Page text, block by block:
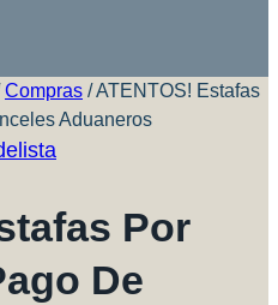
Compras /ATENTOS! Estafas
Aduaneros
Por
De